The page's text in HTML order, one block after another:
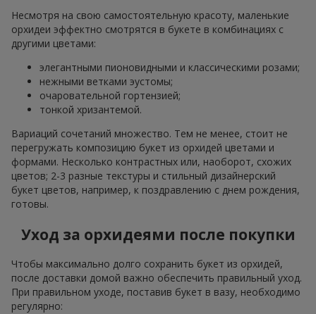
Несмотря на свою самостоятельную красоту, маленькие
орхидеи эффектно смотрятся в букете в комбинациях с
другими цветами:
элегантными пионовидными и классическими розами;
нежными ветками эустомы;
очаровательной гортензией;
тонкой хризантемой.
Вариаций сочетаний множество. Тем не менее, стоит не
перегружать композицию букет из орхидей цветами и
формами. Несколько контрастных или, наоборот, схожих
цветов; 2-3 разные текстуры и стильный дизайнерский
букет цветов, например, к поздравлению с днем рождения,
готовы.
Уход за орхидеями после покупки
Чтобы максимально долго сохранить букет из орхидей,
после доставки домой важно обеспечить правильный уход.
При правильном уходе, поставив букет в вазу, необходимо
регулярно: